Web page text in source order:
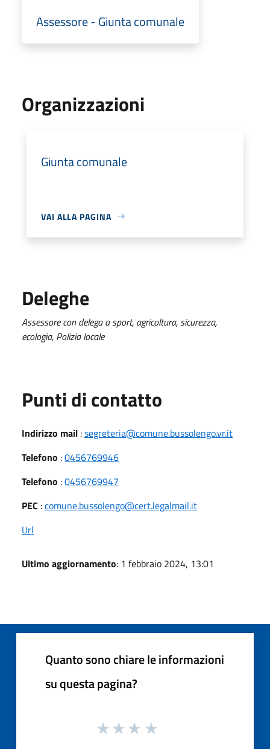
Assessore - Giunta comunale
Organizzazioni
Giunta comunale
VAI ALLA PAGINA
Deleghe
Assessore con delega a sport, agricoltura, sicurezza,
ecologia, Polizia locale
Punti di contatto
Indirizzo mail :segreteria@comune.bussolengo.vr.it
Telefono :0456769946
Telefono :0456769947
PEC :comune.bussolengo@cert.legalmail.it
Url
Ultimo aggiornamento: 1 febbraio 2024, 13:01
Quanto sono chiare le informazioni
su questa pagina?